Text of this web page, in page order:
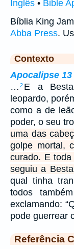
Inglês • Bible
Bíblia King
Abba Press.
Contexto
Apocalipse 13
… 2 E a
leopardo,
como a de
poder, o seu
uma das
golpe mortal,
curado. E
seguiu a
qual tinha
todos
exclamando:
pode guerrear
Referência